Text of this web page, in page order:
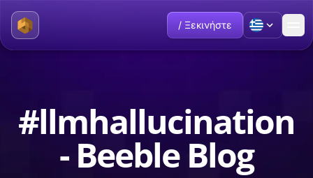
/ Ξεκινήστε
#llmhallucination
- Beeble Blog